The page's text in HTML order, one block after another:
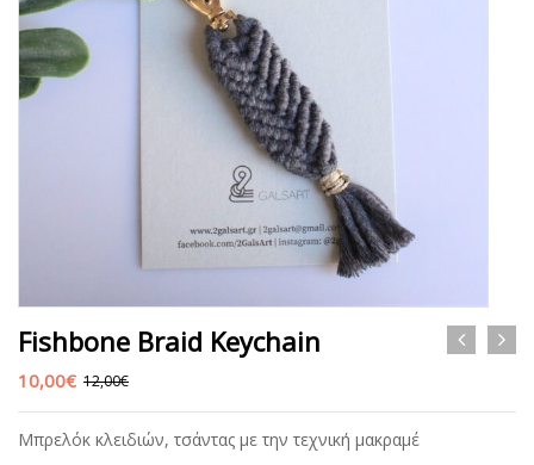
Fishbone Braid Keychain
12,00€
10,00€
Μπρελόκ κλειδιών, τσάντας με την τεχνική μακραμέ